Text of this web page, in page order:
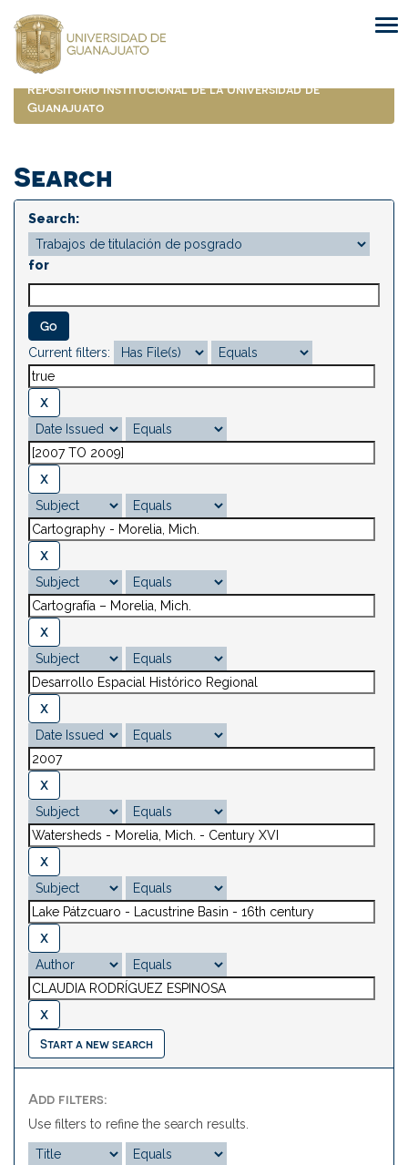
navigation
Repositorio Institucional de la Universidad de
Guanajuato
Search
Search:
for
Current filters:
Start a new search
Add filters:
Use filters to refine the search results.